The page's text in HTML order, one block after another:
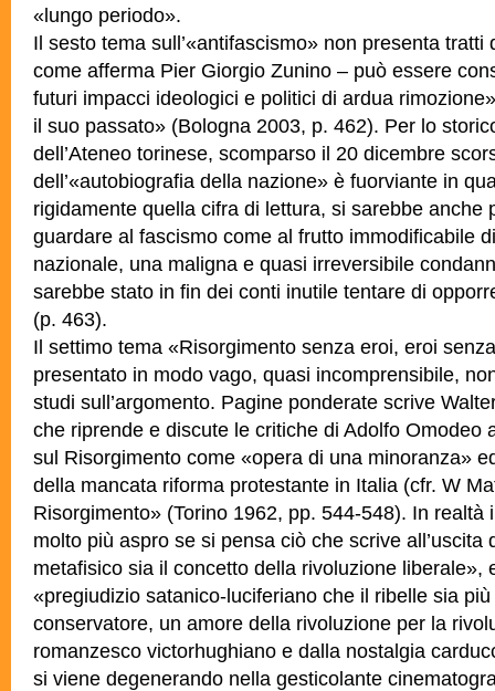
«lungo periodo».
Il sesto tema sull’«antifascismo» non presenta tratti
come afferma Pier Giorgio Zunino – può essere
futuri impacci ideologici e politici di ardua
il suo passato» (Bologna 2003, p. 462). Per lo
dell’Ateneo torinese, scomparso il 20 dicembre
dell’«autobiografia della nazione» è fuorviante in
rigidamente quella cifra di lettura, si sarebbe anche
guardare al fascismo come al frutto immodificabile
nazionale, una maligna e quasi irreversibile
sarebbe stato in fin dei conti inutile tentare di
(p. 463).
Il settimo tema «Risorgimento senza eroi, eroi
presentato in modo vago, quasi incomprensibile,
studi sull’argomento. Pagine ponderate scrive
che riprende e discute le critiche di Adolfo Omodeo
sul Risorgimento come «opera di una minoranza»
della mancata riforma protestante in Italia (cfr. W
Risorgimento» (Torino 1962, pp. 544-548). In realtà
molto più aspro se si pensa ciò che scrive all’uscita
metafisico sia il concetto della rivoluzione liberale»,
«pregiudizio satanico-luciferiano che il ribelle sia
conservatore, un amore della rivoluzione per la
romanzesco victorhughiano e dalla nostalgia
si viene degenerando nella gesticolante